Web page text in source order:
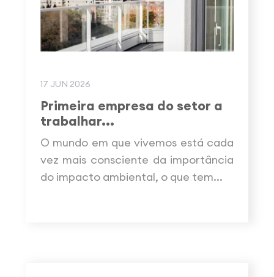
17 JUN 2026
Primeira empresa do setor a
trabalhar...
O mundo em que vivemos está cada
vez mais consciente da importância
do impacto ambiental, o que tem...